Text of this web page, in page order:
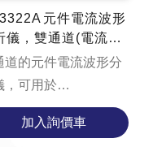
元件電流波形
儀，雙通道(電流的
器)
道的元件電流波形分
，可用於
Memory/DRAM/低
function
加入詢價車